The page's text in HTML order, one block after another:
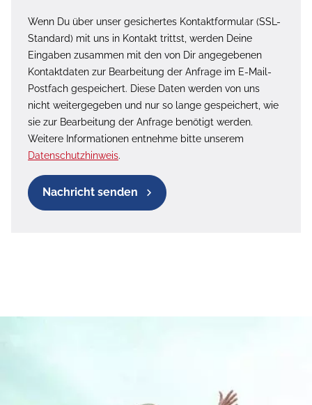
Wenn Du über unser gesichertes Kontaktformular (SSL-
Standard) mit uns in Kontakt trittst, werden Deine
Eingaben zusammen mit den von Dir angegebenen
Kontaktdaten zur Bearbeitung der Anfrage im E-Mail-
Postfach gespeichert. Diese Daten werden von uns
nicht weitergegeben und nur so lange gespeichert, wie
sie zur Bearbeitung der Anfrage benötigt werden.
Weitere Informationen entnehme bitte unserem
Datenschutzhinweis.
Nachricht senden